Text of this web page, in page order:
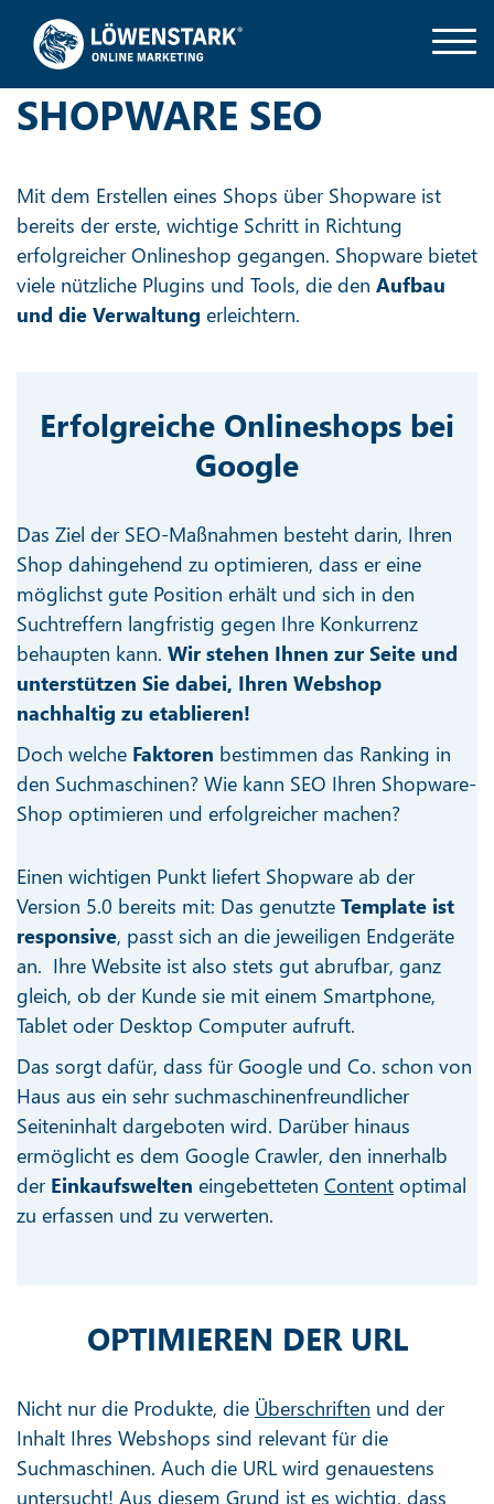
SHOPWARE SEO
Mit dem Erstellen eines Shops über Shopware ist
bereits der erste, wichtige Schritt in Richtung
erfolgreicher Onlineshop gegangen. Shopware bietet
viele nützliche Plugins und Tools, die den Aufbau
und die Verwaltung erleichtern.
Erfolgreiche Onlineshops bei
Google
Das Ziel der SEO-Maßnahmen besteht darin, Ihren
Shop dahingehend zu optimieren, dass er eine
möglichst gute Position erhält und sich in den
Suchtreffern langfristig gegen Ihre Konkurrenz
behaupten kann. Wir stehen Ihnen zur Seite und
unterstützen Sie dabei, Ihren Webshop
nachhaltig zu etablieren!
Doch welche Faktoren bestimmen das Ranking in
den Suchmaschinen? Wie kann SEO Ihren Shopware-
Shop optimieren und erfolgreicher machen?
Einen wichtigen Punkt liefert Shopware ab der
Version 5.0 bereits mit: Das genutzte Template ist
responsive, passt sich an die jeweiligen Endgeräte
an. Ihre Website ist also stets gut abrufbar, ganz
gleich, ob der Kunde sie mit einem Smartphone,
Tablet oder Desktop Computer aufruft.
Das sorgt dafür, dass für Google und Co. schon von
Haus aus ein sehr suchmaschinenfreundlicher
Seiteninhalt dargeboten wird. Darüber hinaus
ermöglicht es dem Google Crawler, den innerhalb
der Einkaufswelten eingebetteten Content optimal
zu erfassen und zu verwerten.
OPTIMIEREN DER URL
Nicht nur die Produkte, die Überschriften und der
Inhalt Ihres Webshops sind relevant für die
Suchmaschinen. Auch die URL wird genauestens
untersucht! Aus diesem Grund ist es wichtig, dass